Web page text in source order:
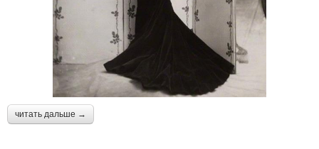
читать дальше →